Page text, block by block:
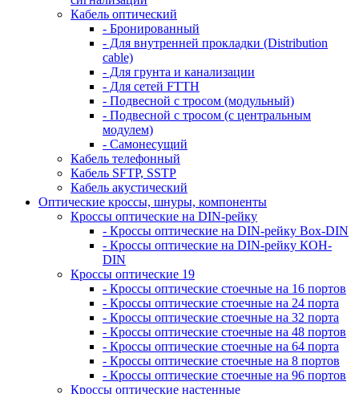
Кабель оптический
- Бронированный
- Для внутренней прокладки (Distribution
cable)
- Для грунта и канализации
- Для сетей FTTH
- Подвесной с тросом (модульный)
- Подвесной с тросом (с центральным
модулем)
- Самонесущий
Кабель телефонный
Кабель SFTP, SSTP
Кабель акустический
Оптические кроссы, шнуры, компоненты
Кроссы оптические на DIN-рейку
- Кроссы оптические на DIN-рейку Box-DIN
- Кроссы оптические на DIN-рейку КОН-
DIN
Кроссы оптические 19
- Кроссы оптические стоечные на 16 портов
- Кроссы оптические стоечные на 24 порта
- Кроссы оптические стоечные на 32 порта
- Кроссы оптические стоечные на 48 портов
- Кроссы оптические стоечные на 64 порта
- Кроссы оптические стоечные на 8 портов
- Кроссы оптические стоечные на 96 портов
Кроссы оптические настенные